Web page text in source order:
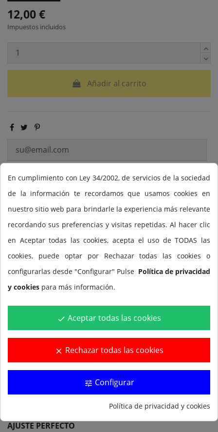
12,00 €
Impuestos incluidos
Añadir al carrito
Notificarme cuando esté disponible
CARACTERÍSTICAS Y BENEFICIOS
LENTES TRADICIONALES DE MONTURA RÍGIDA
Encajan alrededor delascuencas de los ojos
proporcionandoun sello hermético
GAFAS PARA COMPETICIÓN
diseñadas para la competición
y aumentar la velocidad
AJUSTE PERFECTO
En cumplimiento con Ley 34/2002, de servicios de la sociedad
de la información te recordamos que usamos cookies en
nuestro sitio web para brindarle la experiencia más relevante
recordando sus preferencias y visitas repetidas. Al hacer clic
en Aceptar todas las cookies, acepta el uso de TODAS las
cookies, puede optar por Rechazar todas las cookies o
configurarlas desde "Configurar" Pulse Política de privacidad
y cookies para más información.
done Aceptar todas las cookies
clear Rechazar todas las cookies
tune Configurar
Política de privacidad y cookies